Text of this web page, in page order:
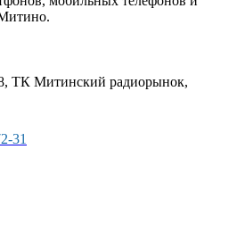
ТК Митинский радиорынок,
31